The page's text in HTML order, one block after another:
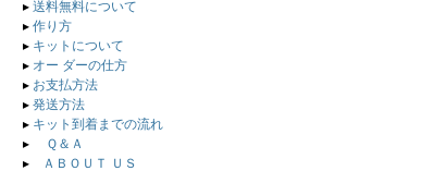
▸ 送料無料について
▸ 作り方
▸ キットについて
▸ オー ダーの仕方
▸ お支払方法
▸ 発送方法
▸ キット到着までの流れ
▸
Ｑ＆Ａ
▸
ＡＢＯＵＴ ＵＳ